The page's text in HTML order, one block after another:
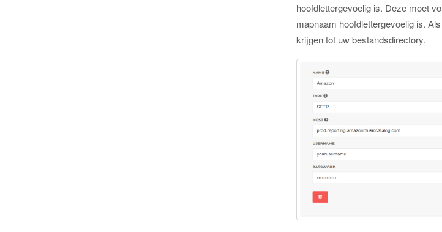
hoofdlettergevoelig is. Deze moet
mapnaam hoofdlettergevoelig is.
krijgen tot uw bestandsdirectory.